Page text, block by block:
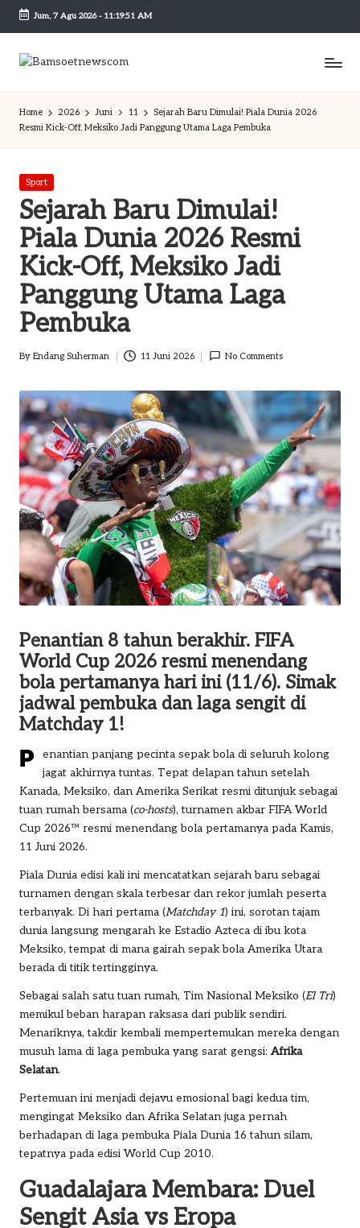
Skip
Jum, 7 Agu 2026- 11:19:52 AM
B
a
m
s
o
et
n
e
w
sc
o
m
Mobilitas
Home 2026 Juni 11
Sejarah Baru Dimulai! Piala Dunia 2026
Resmi Kick-Off, Meksiko Jadi Panggung Utama Laga Pembuka
Posted
in
Sport
Sejarah Baru Dimulai!
Piala Dunia 2026 Resmi
Kick-Off, Meksiko Jadi
Panggung Utama Laga
Pembuka
Posted
By Endang Suherman 11 Juni 2026 No Comments
Penantian 8 tahun berakhir. FIFA
World Cup 2026 resmi menendang
bola pertamanya hari ini (11/6). Simak
jadwal pembuka dan laga sengit di
Matchday 1!
P
enantian panjang pecinta sepak bola di seluruh kolong
jagat akhirnya tuntas. Tepat delapan tahun setelah
Kanada, Meksiko, dan Amerika Serikat resmi ditunjuk sebagai
tuan rumah bersama (co-hosts), turnamen akbar FIFA World
Cup 2026™ resmi menendang bola pertamanya pada Kamis,
11 Juni 2026.
Piala Dunia edisi kali ini mencatatkan sejarah baru sebagai
turnamen dengan skala terbesar dan rekor jumlah peserta
terbanyak. Di hari pertama (Matchday 1) ini, sorotan tajam
dunia langsung mengarah ke Estadio Azteca di ibu kota
Meksiko, tempat di mana gairah sepak bola Amerika Utara
berada di titik tertingginya.
Sebagai salah satu tuan rumah, Tim Nasional Meksiko (El Tri)
memikul beban harapan raksasa dari publik sendiri.
Menariknya, takdir kembali mempertemukan mereka dengan
musuh lama di laga pembuka yang sarat gengsi: Afrika
Selatan.
Pertemuan ini menjadi dejavu emosional bagi kedua tim,
mengingat Meksiko dan Afrika Selatan juga pernah
berhadapan di laga pembuka Piala Dunia 16 tahun silam,
tepatnya pada edisi World Cup 2010.
Guadalajara Membara: Duel
Sengit Asia vs Eropa